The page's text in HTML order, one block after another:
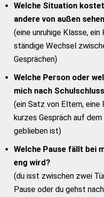
Welche Situation
andere von außen
(eine unruhige Klasse,
ständige Wechsel
Gesprächen)
Welche Person oder
mich nach
(ein Satz von Eltern, eine
kurzes Gespräch auf
geblieben ist)
Welche Pause fällt bei
eng wird?
(du isst zwischen zwei
Pause oder du gehst